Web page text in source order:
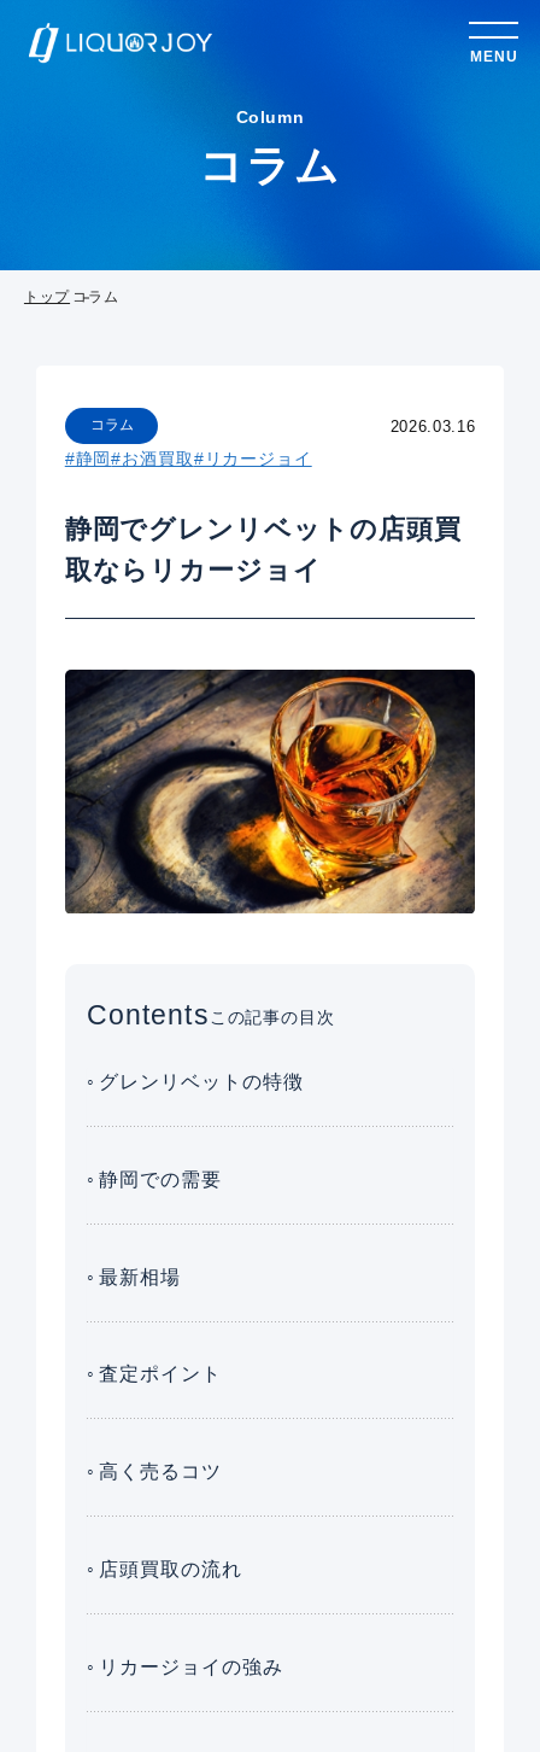
MENU
Column
コラム
トップ コラム
2026.03.16
コラム
#静岡#お酒買取#リカージョイ
静岡でグレンリベットの店頭買
取ならリカージョイ
Contentsこの記事の目次
グレンリベットの特徴
静岡での需要
最新相場
査定ポイント
高く売るコツ
店頭買取の流れ
リカージョイの強み